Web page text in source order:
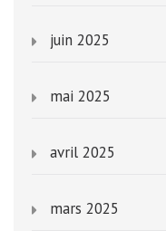
juin 2025
mai 2025
avril 2025
mars 2025